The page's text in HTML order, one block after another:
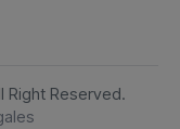
Reserved.